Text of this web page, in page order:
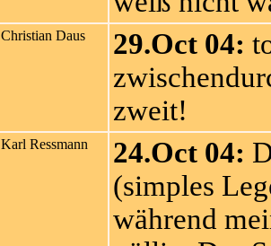
Christian Daus 29.Oct 04:
zweit!
Karl Ressmann 24.Oct 04:
(simples
während